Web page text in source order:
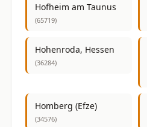
Hofheim am Taunus
(65719)
Hohenroda, Hessen
(36284)
Homberg (Efze)
(34576)